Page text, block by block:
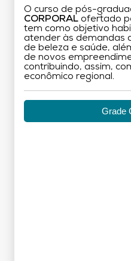
O curso de pós-
CORPORAL ofertado
tem como objetivo
atender às demandas
de beleza e saúde,
de novos
contribuindo, assim,
econômico regional.
Grade